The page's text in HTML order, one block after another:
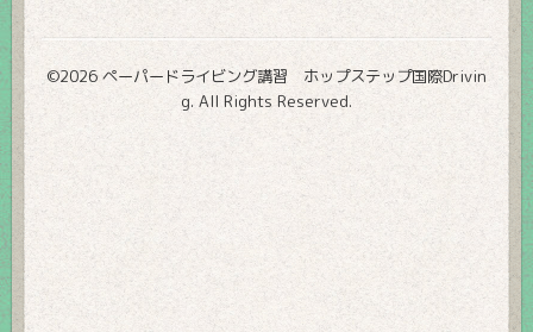
©2026 ペーパードライビング講習 ホップステップ国際Drivin
g. All Rights Reserved.